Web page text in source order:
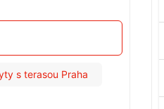
s terasou Praha